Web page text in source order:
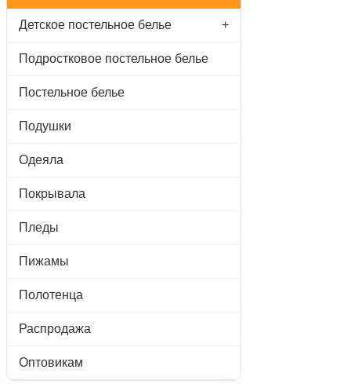
Детское постельное белье +
Подростковое постельное белье
Постельное белье
Подушки
Одеяла
Покрывала
Пледы
Пижамы
Полотенца
Распродажа
Оптовикам